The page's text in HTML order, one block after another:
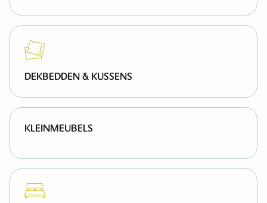
KUSSENSLOPEN
MOLTONS
DEKBEDDEN & KUSSENS
KLEINMEUBELS
NACHTKASTJES
SCHOENENKASTJES